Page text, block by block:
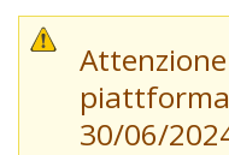
30/06/